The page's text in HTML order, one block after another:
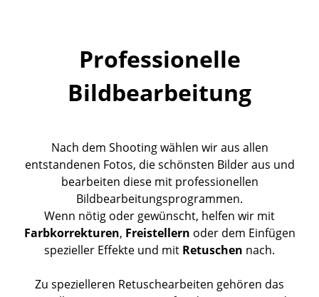
Professionelle
Bildbearbeitung
Nach dem Shooting wählen wir aus allen
entstandenen Fotos, die schönsten Bilder aus und
bearbeiten diese mit professionellen
Bildbearbeitungsprogrammen.
Wenn nötig oder gewünscht, helfen wir mit
Farbkorrekturen, Freistellern oder dem Einfügen
spezieller Effekte und mit Retuschen nach.
Zu spezielleren Retuschearbeiten gehören das